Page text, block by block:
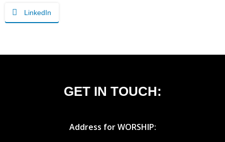
LinkedIn
GET IN TOUCH:
Address for WORSHIP: